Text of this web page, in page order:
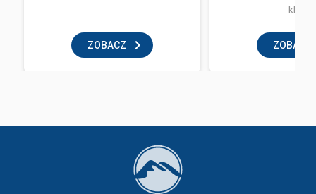
ZOBACZ
klub
ZOBACZ